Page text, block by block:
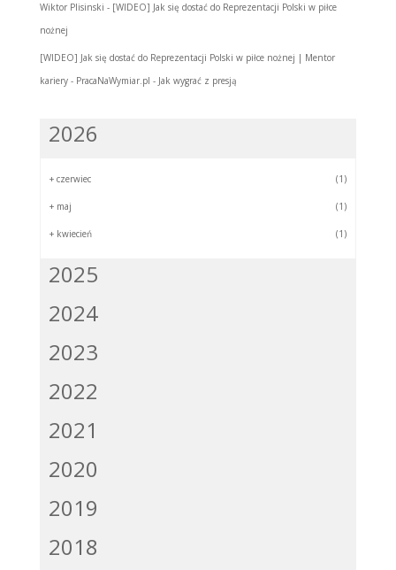
Wiktor Plisinski - [WIDEO] Jak się dostać do Reprezentacji Polski w piłce
nożnej
[WIDEO] Jak się dostać do Reprezentacji Polski w piłce nożnej | Mentor
kariery - PracaNaWymiar.pl - Jak wygrać z presją
2026
+ czerwiec (1)
+ maj (1)
+ kwiecień (1)
2025
2024
2023
2022
2021
2020
2019
2018